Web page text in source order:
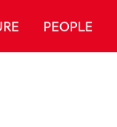
PEOPLE